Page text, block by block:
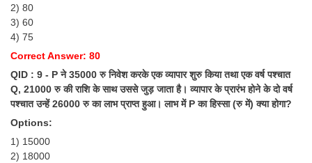
2) 80
3) 60
4) 75
Correct Answer: 80
QID : 9 - P ने 35000 रु निवेश करके एक व्यापार शुरु किया तथा एक वर्ष पश्चात
Q, 21000 रु की राशि के साथ उससे जुड़ जाता है। व्यापार के प्रारंभ होने के दो वर्ष
पश्चात उन्हें 26000 रु का लाभ प्राप्त हुआ। लाभ में P का हिस्सा (रु में) क्या होगा?
Options:
1) 15000
2) 18000